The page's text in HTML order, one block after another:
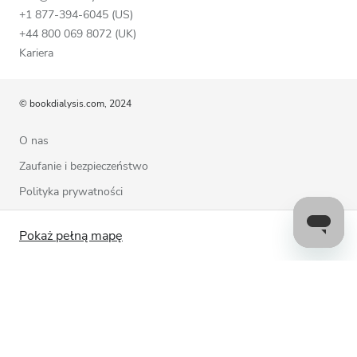
Pokaż pełną mapę
+1 877-394-6045 (US)
+44 800 069 8072 (UK)
Kariera
© bookdialysis.com, 2024
O nas
Zaufanie i bezpieczeństwo
Polityka prywatności
Polityka plików cookie